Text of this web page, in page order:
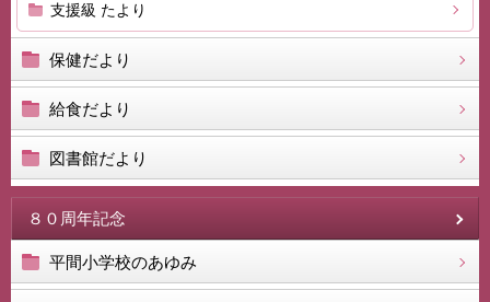
支援級 たより
保健だより
給食だより
図書館だより
８０周年記念
平間小学校のあゆみ